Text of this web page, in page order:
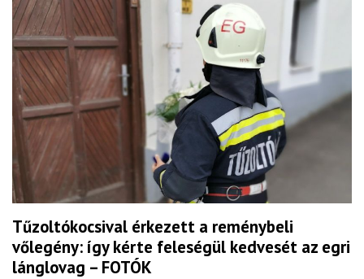
Tűzoltókocsival érkezett a reménybeli
vőlegény: így kérte feleségül kedvesét az egri
lánglovag – FOTÓK